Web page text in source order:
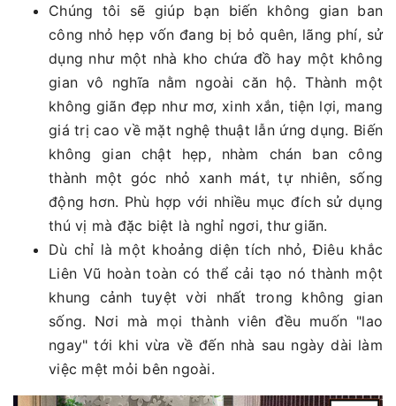
Chúng tôi sẽ giúp bạn biến không gian ban
công nhỏ hẹp vốn đang bị bỏ quên, lãng phí, sử
dụng như một nhà kho chứa đồ hay một không
gian vô nghĩa nằm ngoài căn hộ. Thành một
không giãn đẹp như mơ, xinh xắn, tiện lợi, mang
giá trị cao về mặt nghệ thuật lẫn ứng dụng. Biến
không gian chật hẹp, nhàm chán ban công
thành một góc nhỏ xanh mát, tự nhiên, sống
động hơn. Phù hợp với nhiều mục đích sử dụng
thú vị mà đặc biệt là nghỉ ngơi, thư giãn.
Dù chỉ là một khoảng diện tích nhỏ, Điêu khắc
Liên Vũ hoàn toàn có thể cải tạo nó thành một
khung cảnh tuyệt vời nhất trong không gian
sống. Nơi mà mọi thành viên đều muốn "lao
ngay" tới khi vừa về đến nhà sau ngày dài làm
việc mệt mỏi bên ngoài.